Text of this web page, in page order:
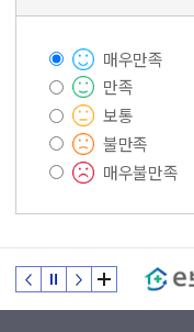
매우만족
만족
보통
불만족
매우불만족